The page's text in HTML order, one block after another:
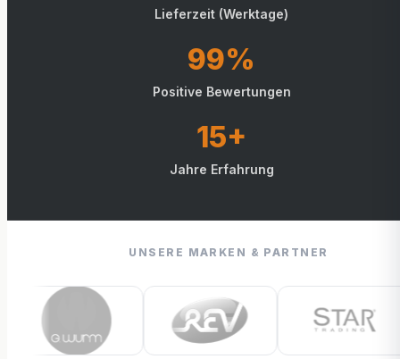
Lieferzeit (Werktage)
99%
Positive Bewertungen
15+
Jahre Erfahrung
UNSERE MARKEN & PARTNER